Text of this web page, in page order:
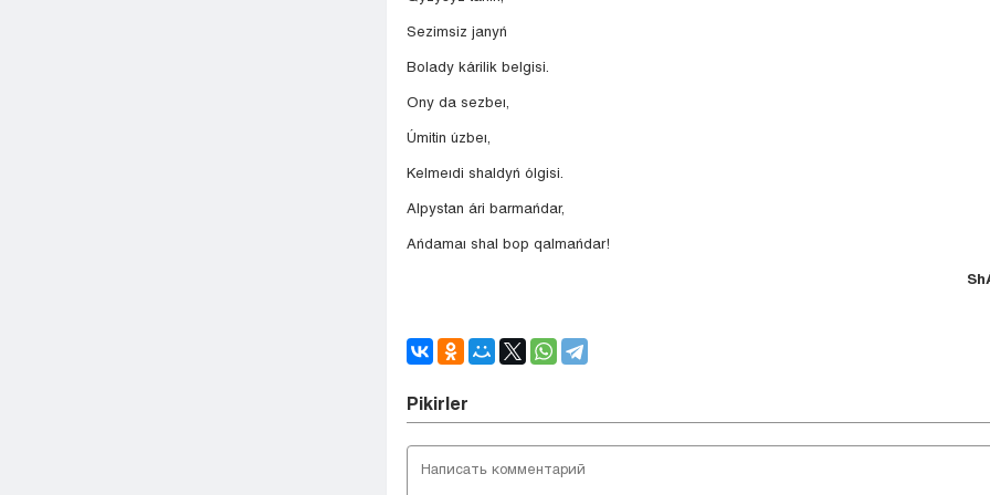
Sezimsiz janyń
Bolady kárilik belgisi.
Ony da sezbeı,
Úmitin úzbeı,
Kelmeıdi shaldyń ólgisi.
Alpystan ári barmańdar,
Ańdamaı shal bop qalmańdar!
Pіkіrler